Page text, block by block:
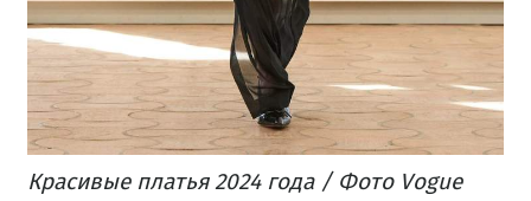
Красивые платья 2024 года / Фото Vogue